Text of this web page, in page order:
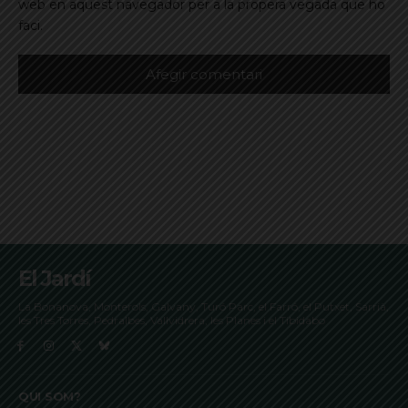
web en aquest navegador per a la propera vegada que ho
faci.
El Jardí
La Bonanova, Monterols, Galvany, Turó Parc, el Farró, el Putxet, Sarrià,
les Tres Torres, Pedralbes, Vallvidrera, les Planes i el Tibidabo
QUI SOM?